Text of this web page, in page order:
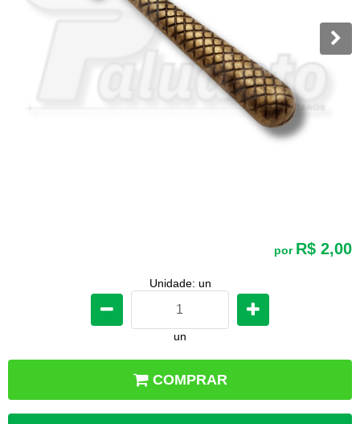
por R$ 2,00
Unidade: un
un
COMPRAR